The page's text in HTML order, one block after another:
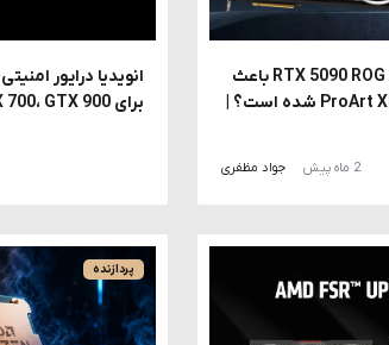
آیا نصب عمودی RTX 5090 ROG Astral باعث
تغییر رنگ مادربرد ProArt X870E شده است؟ |
2 ماه پیش جواد مظفری
برای GTX 700، GTX 900 و GTX 10 منتشر کرد
پردازنده